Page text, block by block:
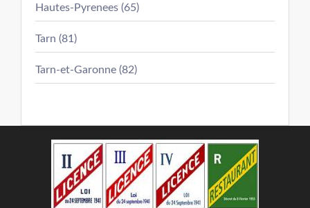
Hautes-Pyrenees (65)
Tarn (81)
Tarn-et-Garonne (82)